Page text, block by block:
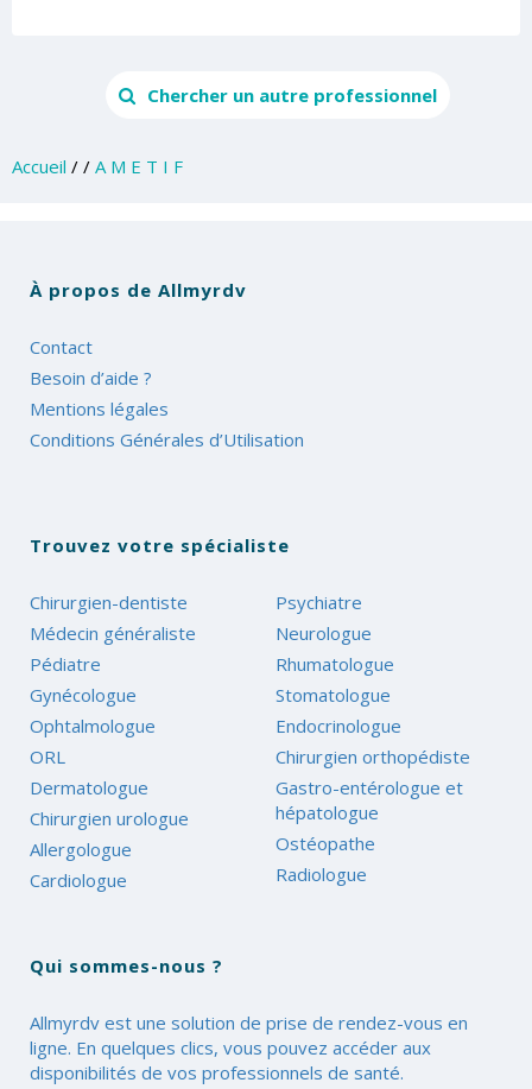
Chercher un autre professionnel
Accueil / / A M E T I F
À propos de Allmyrdv
Contact
Besoin d’aide ?
Mentions légales
Conditions Générales d’Utilisation
Trouvez votre spécialiste
Chirurgien-dentiste
Médecin généraliste
Pédiatre
Gynécologue
Ophtalmologue
ORL
Dermatologue
Chirurgien urologue
Allergologue
Cardiologue
Psychiatre
Neurologue
Rhumatologue
Stomatologue
Endocrinologue
Chirurgien orthopédiste
Gastro-entérologue et
hépatologue
Ostéopathe
Radiologue
Qui sommes-nous ?
Allmyrdv est une solution de prise de rendez-vous en
ligne. En quelques clics, vous pouvez accéder aux
disponibilités de vos professionnels de santé.